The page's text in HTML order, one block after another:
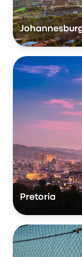
Pretoria